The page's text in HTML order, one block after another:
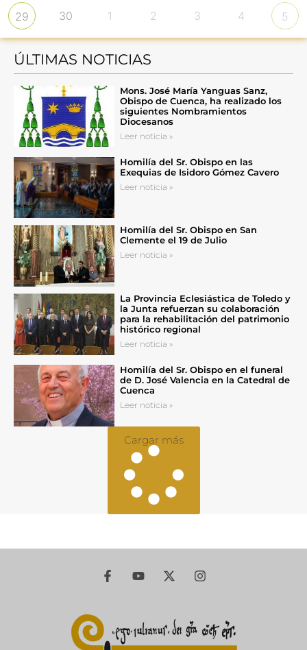
29 30 1 2 3 4 5
ÚLTIMAS NOTICIAS
Mons. José María Yanguas Sanz,
Obispo de Cuenca, ha realizado los
siguientes Nombramientos
Diocesanos
Leer noticia »
Homilía del Sr. Obispo en las
Exequias de Isidoro Gómez Cavero
Leer noticia »
Homilía del Sr. Obispo en San
Clemente el 19 de Julio
Leer noticia »
La Provincia Eclesiástica de Toledo y
la Junta refuerzan su colaboración
para la rehabilitación del patrimonio
histórico regional
Leer noticia »
Homilía del Sr. Obispo en el funeral
de D. José Valencia en la Catedral de
Cuenca
Leer noticia »
Cargar más